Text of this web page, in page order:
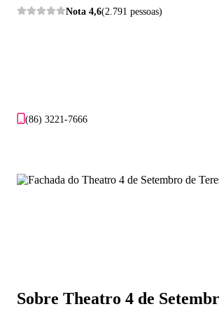
Nota 4,6(2.791 pessoas)
(86) 3221-7666
Sobre Theatro 4 de